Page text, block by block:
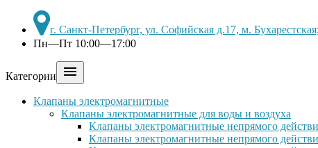
г. Санкт-Петербург, ул. Софийская д.17, м.
Пн—Пт 10:00—17:00
Категории 
Клапаны электромагнитные
Клапаны электромагнитные для воды и воздуха
Клапаны электромагнитные непрямого
Клапаны электромагнитные непрямого